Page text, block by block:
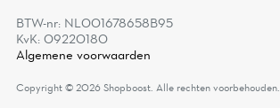
BTW-nr: NL001678658B95
KvK: 09220180
Algemene voorwaarden
Copyright © 2026 Shopboost. Alle rechten voorbehouden.